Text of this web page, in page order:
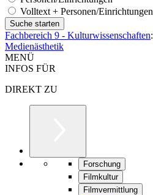
Volltext + Personen/Einrichtungen
Fachbereich 9 - Kulturwissenschaften:
Medienästhetik
MENÜ
INFOS FÜR
DIREKT ZU
Forschung
Filmkultur
Filmvermittlung